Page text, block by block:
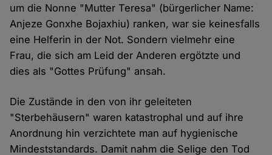
um die Nonne "Mutter Teresa" (bürgerlicher Name:
Anjeze Gonxhe Bojaxhiu) ranken, war sie keinesfalls
eine Helferin in der Not. Sondern vielmehr eine
Frau, die sich am Leid der Anderen ergötzte und
dies als "Gottes Prüfung" ansah.
Die Zustände in den von ihr geleiteten
"Sterbehäusern" waren katastrophal und auf ihre
Anordnung hin verzichtete man auf hygienische
Mindeststandards. Damit nahm die Selige den Tod